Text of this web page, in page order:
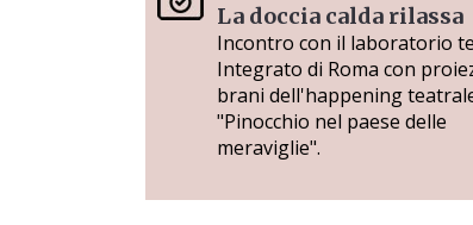
La doccia calda rilassa
Incontro con il laboratorio
Integrato di Roma con
brani dell'happening
"Pinocchio nel paese delle
meraviglie".